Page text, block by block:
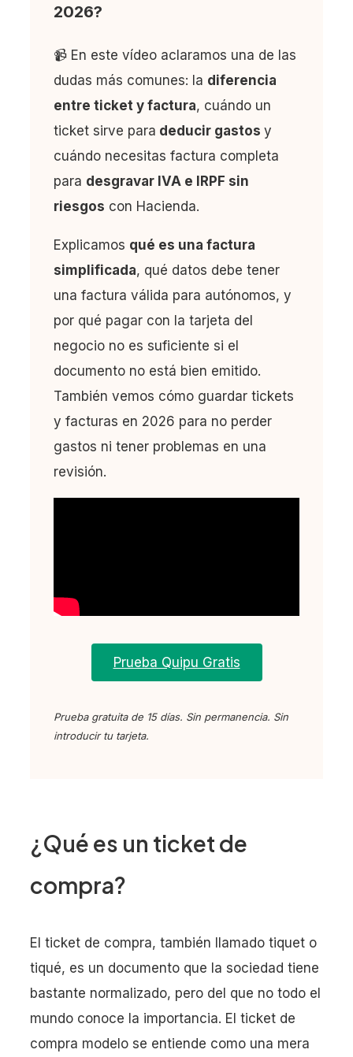
2026?
📹 En este vídeo aclaramos una de las
dudas más comunes: la diferencia
entre ticket y factura, cuándo un
ticket sirve para deducir gastos y
cuándo necesitas factura completa
para desgravar IVA e IRPF sin
riesgos con Hacienda.
Explicamos qué es una factura
simplificada, qué datos debe tener
una factura válida para autónomos, y
por qué pagar con la tarjeta del
negocio no es suficiente si el
documento no está bien emitido.
También vemos cómo guardar tickets
y facturas en 2026 para no perder
gastos ni tener problemas en una
revisión.
Prueba Quipu Gratis
Prueba gratuita de 15 días. Sin permanencia. Sin
introducir tu tarjeta.
¿Qué es un ticket de
compra?
El ticket de compra, también llamado tiquet o
tiqué, es un documento que la sociedad tiene
bastante normalizado, pero del que no todo el
mundo conoce la importancia. El ticket de
compra modelo se entiende como una mera